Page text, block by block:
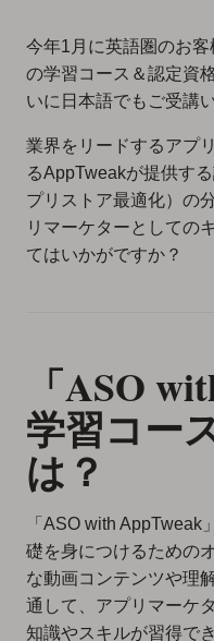
今年1月に英語圏のお
の学習コース＆認定資
いに日本語でもご受講
業界をリードするアプ
るAppTweakが提供す
プリストア最適化）の
リマーケターとしての
てはいかがですか？
「ASO
学習コー
は？
「ASO with
礎を身につけるための
な動画コンテンツや理
通して、アプリマーケ
知識やスキルが習得で